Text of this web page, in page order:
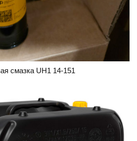
смазка UH1 14-151